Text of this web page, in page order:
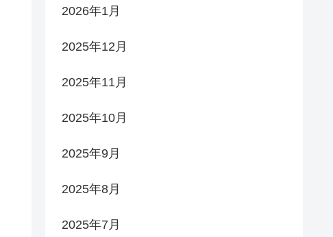
2026年1月
2025年12月
2025年11月
2025年10月
2025年9月
2025年8月
2025年7月